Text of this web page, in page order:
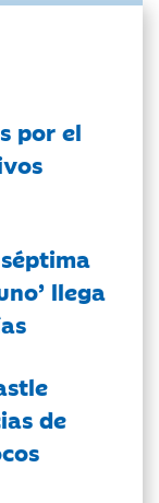
por el
llega
de